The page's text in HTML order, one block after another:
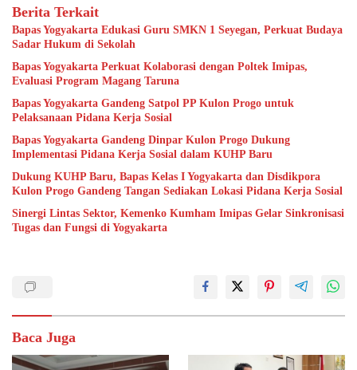
Berita Terkait
Bapas Yogyakarta Edukasi Guru SMKN 1 Seyegan, Perkuat Budaya
Sadar Hukum di Sekolah
Bapas Yogyakarta Perkuat Kolaborasi dengan Poltek Imipas,
Evaluasi Program Magang Taruna
Bapas Yogyakarta Gandeng Satpol PP Kulon Progo untuk
Pelaksanaan Pidana Kerja Sosial
Bapas Yogyakarta Gandeng Dinpar Kulon Progo Dukung
Implementasi Pidana Kerja Sosial dalam KUHP Baru
Dukung KUHP Baru, Bapas Kelas I Yogyakarta dan Disdikpora
Kulon Progo Gandeng Tangan Sediakan Lokasi Pidana Kerja Sosial
Sinergi Lintas Sektor, Kemenko Kumham Imipas Gelar Sinkronisasi
Tugas dan Fungsi di Yogyakarta
Baca Juga